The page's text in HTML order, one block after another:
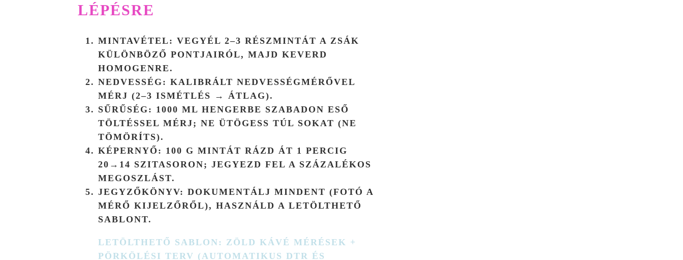
LÉPÉSRE
MINTAVÉTEL: VEGYÉL 2–3 RÉSZMINTÁT A ZSÁK
KÜLÖNBÖZŐ PONTJAIRÓL, MAJD KEVERD
HOMOGENRE.
NEDVESSÉG: KALIBRÁLT NEDVESSÉGMÉRŐVEL
MÉRJ (2–3 ISMÉTLÉS → ÁTLAG).
SŰRŰSÉG: 1000 ML HENGERBE SZABADON ESŐ
TÖLTÉSSEL MÉRJ; NE ÜTÖGESS TÚL SOKAT (NE
TÖMÖRÍTS).
KÉPERNYŐ: 100 G MINTÁT RÁZD ÁT 1 PERCIG
20→14 SZITASORON; JEGYEZD FEL A SZÁZALÉKOS
MEGOSZLÁST.
JEGYZŐKÖNYV: DOKUMENTÁLJ MINDENT (FOTÓ A
MÉRŐ KIJELZŐRŐL), HASZNÁLD A LETÖLTHETŐ
SABLONT.
LETÖLTHETŐ SABLON: ZÖLD KÁVÉ MÉRÉSEK +
PÖRKÖLÉSI TERV (AUTOMATIKUS DTR ÉS